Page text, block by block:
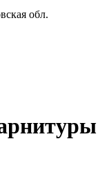
обл.